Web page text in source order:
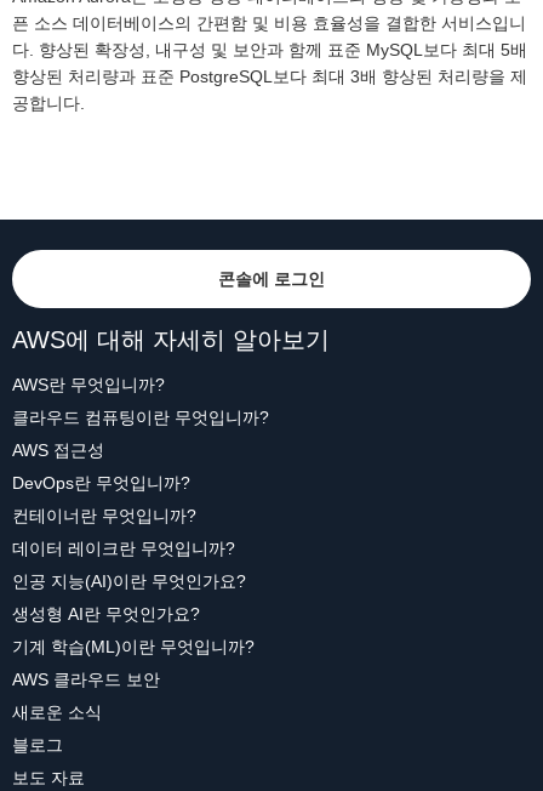
픈 소스 데이터베이스의 간편함 및 비용 효율성을 결합한 서비스입니
다. 향상된 확장성, 내구성 및 보안과 함께 표준 MySQL보다 최대 5배
향상된 처리량과 표준 PostgreSQL보다 최대 3배 향상된 처리량을 제
공합니다.
콘솔에 로그인
AWS에 대해 자세히 알아보기
AWS란 무엇입니까?
클라우드 컴퓨팅이란 무엇입니까?
AWS 접근성
DevOps란 무엇입니까?
컨테이너란 무엇입니까?
데이터 레이크란 무엇입니까?
인공 지능(AI)이란 무엇인가요?
생성형 AI란 무엇인가요?
기계 학습(ML)이란 무엇입니까?
AWS 클라우드 보안
새로운 소식
블로그
보도 자료